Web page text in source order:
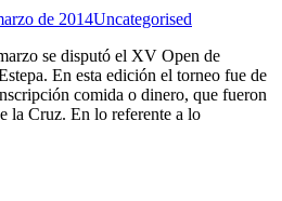
de 2014Uncategorised
se disputó el XV Open de
En esta edición el torneo fue de
comida o dinero, que fueron
la Cruz. En lo referente a lo